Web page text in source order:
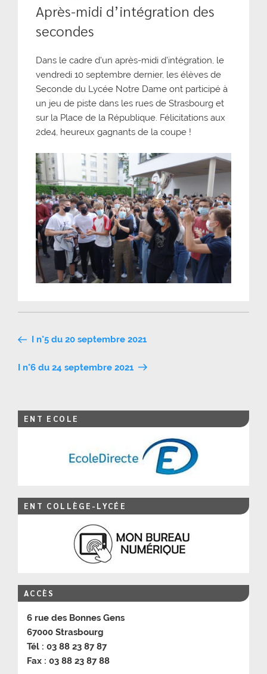
Après-midi d’intégration des
secondes
Dans le cadre d’un après-midi d’intégration, le
vendredi 10 septembre dernier, les élèves de
Seconde du Lycée Notre Dame ont participé à
un jeu de piste dans les rues de Strasbourg et
sur la Place de la République. Félicitations aux
2de4, heureux gagnants de la coupe !
Navigation
de
I n°5 du 20 septembre 2021
I n°6 du 24 septembre 2021
ENT ECOLE
ENT COLLÈGE-LYCÉE
ACCÈS
6 rue des Bonnes Gens
67000 Strasbourg
Tél : 03 88 23 87 87
Fax : 03 88 23 87 88